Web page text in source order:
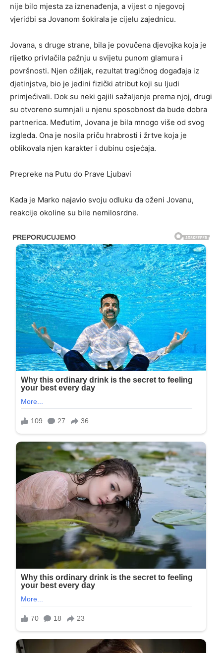
nije bilo mjesta za iznenađenja, a vijest o njegovoj
vjeridbi sa Jovanom šokirala je cijelu zajednicu.
Jovana, s druge strane, bila je povučena djevojka koja je
rijetko privlačila pažnju u svijetu punom glamura i
površnosti. Njen ožiljak, rezultat tragičnog događaja iz
djetinjstva, bio je jedini fizički atribut koji su ljudi
primjećivali. Dok su neki gajili sažaljenje prema njoj, drugi
su otvoreno sumnjali u njenu sposobnost da bude dobra
partnerica. Međutim, Jovana je bila mnogo više od svog
izgleda. Ona je nosila priču hrabrosti i žrtve koja je
oblikovala njen karakter i dubinu osjećaja.
Prepreke na Putu do Prave Ljubavi
Kada je Marko najavio svoju odluku da oženi Jovanu,
reakcije okoline su bile nemilosrdne.